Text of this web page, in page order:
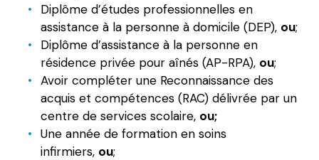
Diplôme d’études professionnelles en
assistance à la personne à domicile (DEP), ou;
Diplôme d’assistance à la personne en
résidence privée pour aînés (AP-RPA), ou;
Avoir compléter une Reconnaissance des
acquis et compétences (RAC) délivrée par un
centre de services scolaire, ou;
Une année de formation en soins
infirmiers, ou;